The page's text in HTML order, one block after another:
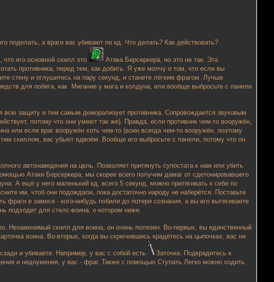
поделать, а враги вас убивают по кд. Что делать? Как действовать?
его основной скилл это
Атака Берсеркера, но это не так. Эта
противника, перед тем, как добить. Я уже молчу о том, что если вы
стену и оглушитесь на пару секунд, и станете лёгким фрагом. Лучше
для побега, как Мигание у мага и колдуна, или вообще выбросьте с панели
всю защиту и тем самым деморализует противника. Сопровождается звуковым
потому что они умеют так же). Правда, если противник чем-то вооружён,
или если враг вооружён хоть чем-то (воин всегда чем-то вооружён, поэтому
скиллом, вас убьют вдвоём. Вообще его выбросьте с панели, потому что он
автонаведения на цель. Позволяет притянуть супостата к нам или убить
Атаки Берсеркера, мы скорее всего получим дамаг от сдетонировавшего
А ещё у него маленький кд, всего 5 секунд, можно притягивать к себе по
им, чтоб они подождали, пока достаточно народу не наберётся. Поставьте
в замесе - кого-нибудь побили до потери сознания, а вы его вытягиваете
подходит для стелс-воина, о котором ниже.
Незаменимый скилл для воина, он очень полезен. Во-первых, вы единственный
воина. Во-вторых, когда вы скрючившись крадётесь на цыпочках, вас не
и убиваете. Например, у вас с собой есть
Заточка. Подкрадитесь к
и недоумения, у вас - фраг. Также с помощью Ступать Легко можно ходить